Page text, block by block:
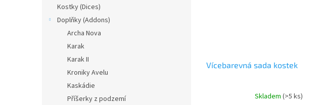
Kostky (Dices)
Doplňky (Addons)
Archa Nova
Karak
Karak II
Kroniky Avelu
Kaskádie
Příšerky z podzemí
Vícebarevná sada kostek
Skladem (>5 ks)